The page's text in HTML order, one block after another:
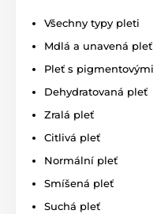
Všechny typy pleti
Mdlá a unavená pleť
Pleť s pigmentovými
Dehydratovaná pleť
Zralá pleť
Citlivá pleť
Normální pleť
Smíšená pleť
Suchá pleť